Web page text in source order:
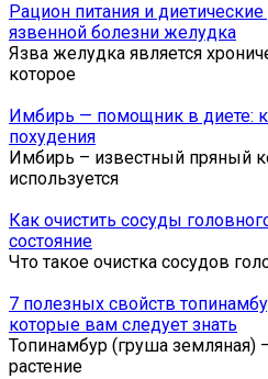
Рацион питания и
язвенной болезни желудка
Язва желудка является
которое
Имбирь — помощник в диете:
похудения
Имбирь – известный пряный
используется
Как очистить сосуды
состояние
Что такое очистка сосудов
7 полезных свойств
которые вам следует знать
Топинамбур (груша земляная)
растение